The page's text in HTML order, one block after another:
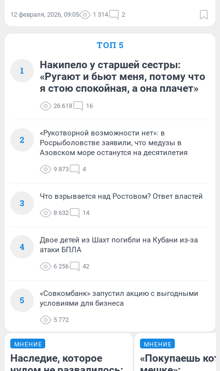
12 февраля, 2026, 09:05 1 314 2
ТОП 5
1
Накипело у старшей сестры:
«Ругают и бьют меня, потому что
я стою спокойная, а она плачет»
26 618 16
2
«Рукотворной возможности нет»: в
Росрыболовстве заявили, что медузы в
Азовском море останутся на десятилетия
9 873 4
3
Что взрывается над Ростовом? Ответ властей
8 632 14
4
Двое детей из Шахт погибли на Кубани из-за
атаки БПЛА
6 256 42
5
«Совкомбанк» запустил акцию с выгодными
условиями для бизнеса
5 772
МНЕНИЕ
Наследие, которое
МНЕНИЕ
«Покупаешь